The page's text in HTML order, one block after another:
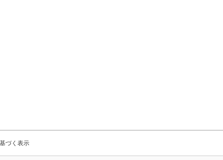
づく表示